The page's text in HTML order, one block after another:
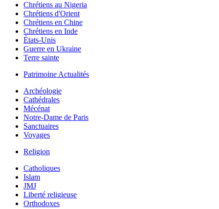
Chrétiens au Nigeria
Chrétiens d'Orient
Chrétiens en Chine
Chrétiens en Inde
États-Unis
Guerre en Ukraine
Terre sainte
Patrimoine Actualités
Archéologie
Cathédrales
Mécénat
Notre-Dame de Paris
Sanctuaires
Voyages
Religion
Catholiques
Islam
JMJ
Liberté religieuse
Orthodoxes